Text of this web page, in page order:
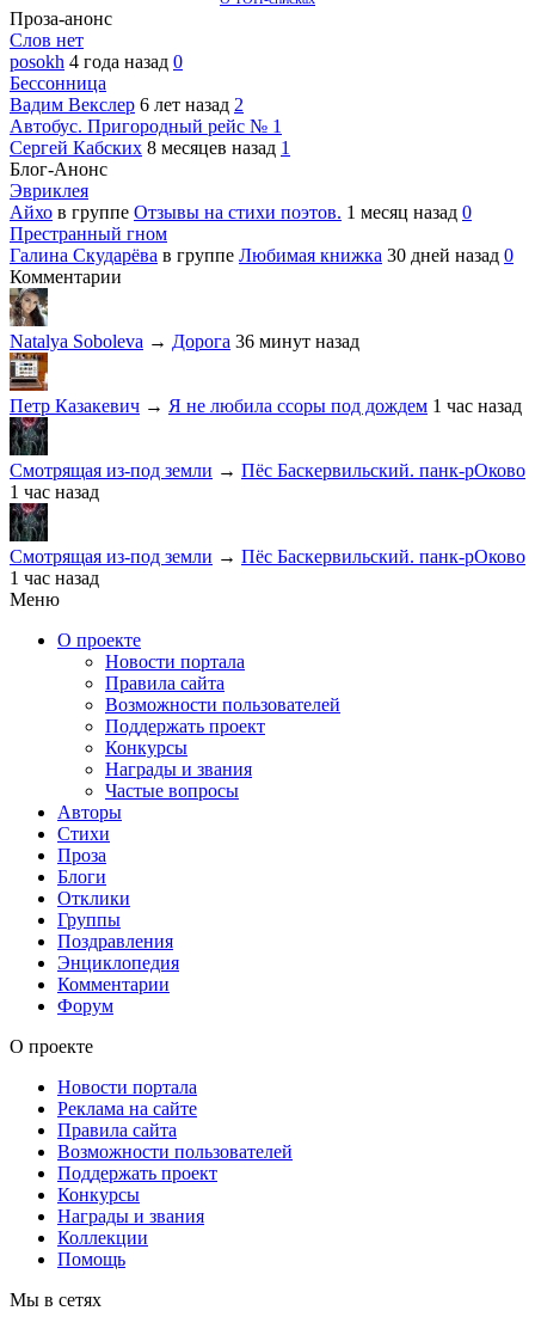
Проза-анонс
Слов нет
posokh 4 года назад 0
Бессонница
Вадим Векслер 6 лет назад 2
Автобус. Пригородный рейс № 1
Сергей Кабских 8 месяцев назад 1
Блог-Анонс
Эвриклея
Айхо в группе Отзывы на стихи поэтов. 1 месяц назад 0
Престранный гном
Галина Скударёва в группе Любимая книжка 30 дней назад 0
Комментарии
Natalya Soboleva → Дорога 36 минут назад
Петр Казакевич → Я не любила ссоры под дождем 1 час назад
Смотрящая из-под земли → Пёс Баскервильский. панк-рОково
1 час назад
Смотрящая из-под земли → Пёс Баскервильский. панк-рОково
1 час назад
Меню
О проекте
Новости портала
Правила сайта
Возможности пользователей
Поддержать проект
Конкурсы
Награды и звания
Частые вопросы
Авторы
Стихи
Проза
Блоги
Отклики
Группы
Поздравления
Энциклопедия
Комментарии
Форум
О проекте
Новости портала
Реклама на сайте
Правила сайта
Возможности пользователей
Поддержать проект
Конкурсы
Награды и звания
Коллекции
Помощь
Мы в сетях